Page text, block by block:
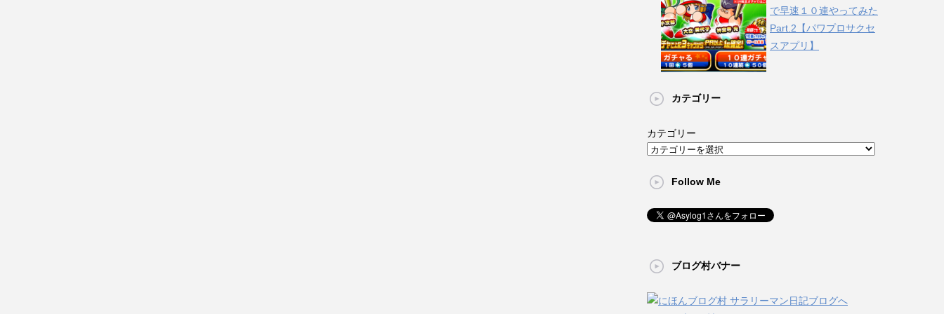
で早速１０連やってみた
Part.2【パワプロサクセ
スアプリ】
カテゴリー
カテゴリー
Follow Me
ブログ村バナー